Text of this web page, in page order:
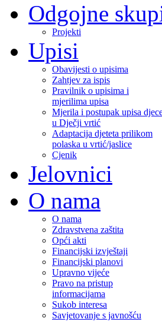
Odgojne
Projekti
Upisi
Obavijesti o upisima
Zahtjev za ispis
Pravilnik o upisima i
mjerilima upisa
Mjerila i postupak upisa
u Dječji vrtić
Adaptacija djeteta prilikom
polaska u vrtić/jaslice
Cjenik
Jelovnici
O nama
O nama
Zdravstvena zaštita
Opći akti
Financijski izvještaji
Financijski planovi
Upravno vijeće
Pravo na pristup
informacijama
Sukob interesa
Savjetovanje s javnošću